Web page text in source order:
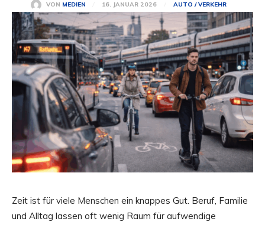
VON MEDIEN 16. JANUAR 2026 AUTO / VERKEHR
Zeit ist für viele Menschen ein knappes Gut. Beruf, Familie
und Alltag lassen oft wenig Raum für aufwendige